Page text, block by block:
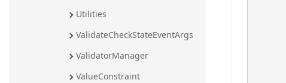
Utilities
ValidateCheckStateEventArgs
ValidatorManager
ValueConstraint